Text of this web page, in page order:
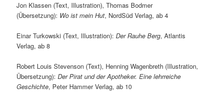
Jon Klassen (Text, Illustration), Thomas Bodmer
(Übersetzung): Wo ist mein Hut, NordSüd Verlag, ab 4
Einar Turkowski (Text, Illustration):Der Rauhe Berg, Atlantis
Verlag, ab 8
Robert Louis Stevenson (Text), Henning Wagenbreth (Illustration,
Übersetzung):Der Pirat und der Apotheker. Eine lehrreiche
Geschichte, Peter Hammer Verlag, ab 10